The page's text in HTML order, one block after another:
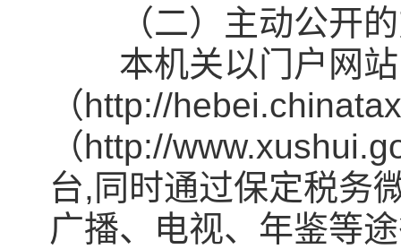
（二）主动公开的
本机关以门户网站
（http://
（http://
台,同时通过保定税务
广播、电视、年鉴等